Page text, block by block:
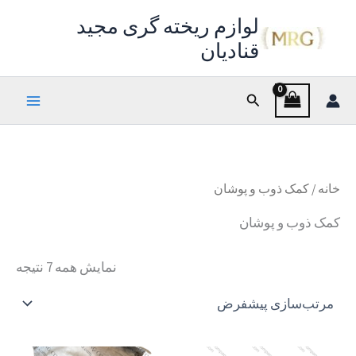
لوازم ریخته گری مجید
قنادیان
جستجو
خانه / کمک ذوب و پوشان
کمک ذوب و پوشان
نمایش همه 7 نتیجه
محدوده